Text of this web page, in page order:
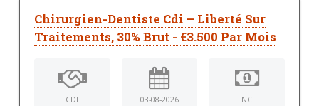
Chirurgien-Dentiste Cdi – Liberté Sur
Traitements, 30% Brut - €3.500 Par Mois
CDI 03-08-2026 NC